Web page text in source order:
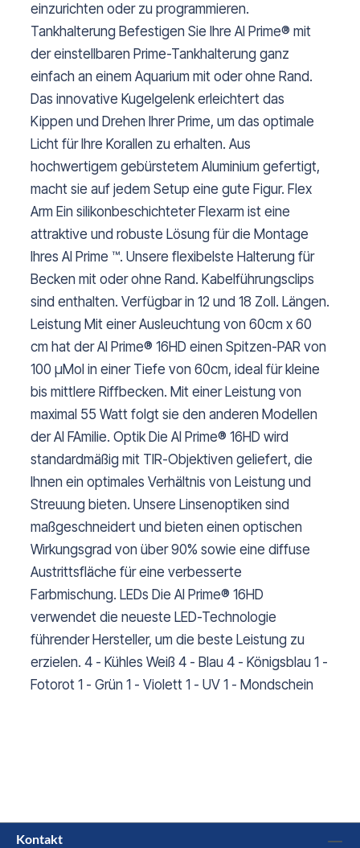
einzurichten oder zu programmieren.
Tankhalterung Befestigen Sie Ihre AI Prime® mit
der einstellbaren Prime-Tankhalterung ganz
einfach an einem Aquarium mit oder ohne Rand.
Das innovative Kugelgelenk erleichtert das
Kippen und Drehen Ihrer Prime, um das optimale
Licht für Ihre Korallen zu erhalten. Aus
hochwertigem gebürstetem Aluminium gefertigt,
macht sie auf jedem Setup eine gute Figur. Flex
Arm Ein silikonbeschichteter Flexarm ist eine
attraktive und robuste Lösung für die Montage
Ihres AI Prime ™. Unsere flexibelste Halterung für
Becken mit oder ohne Rand. Kabelführungsclips
sind enthalten. Verfügbar in 12 und 18 Zoll. Längen.
Leistung Mit einer Ausleuchtung von 60cm x 60
cm hat der AI Prime® 16HD einen Spitzen-PAR von
100 µMol in einer Tiefe von 60cm, ideal für kleine
bis mittlere Riffbecken. Mit einer Leistung von
maximal 55 Watt folgt sie den anderen Modellen
der AI FAmilie. Optik Die AI Prime® 16HD wird
standardmäßig mit TIR-Objektiven geliefert, die
Ihnen ein optimales Verhältnis von Leistung und
Streuung bieten. Unsere Linsenoptiken sind
maßgeschneidert und bieten einen optischen
Wirkungsgrad von über 90% sowie eine diffuse
Austrittsfläche für eine verbesserte
Farbmischung. LEDs Die AI Prime® 16HD
verwendet die neueste LED-Technologie
führender Hersteller, um die beste Leistung zu
erzielen. 4 - Kühles Weiß 4 - Blau 4 - Königsblau 1 -
Fotorot 1 - Grün 1 - Violett 1 - UV 1 - Mondschein
Kontakt